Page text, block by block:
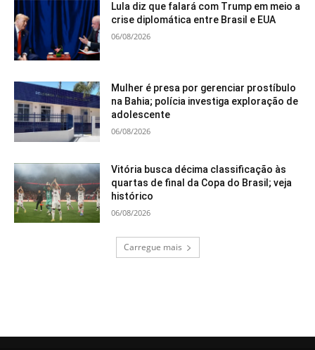
Lula diz que falará com Trump em meio a
crise diplomática entre Brasil e EUA
06/08/2026
Mulher é presa por gerenciar prostíbulo
na Bahia; polícia investiga exploração de
adolescente
06/08/2026
Vitória busca décima classificação às
quartas de final da Copa do Brasil; veja
histórico
06/08/2026
Carregue mais